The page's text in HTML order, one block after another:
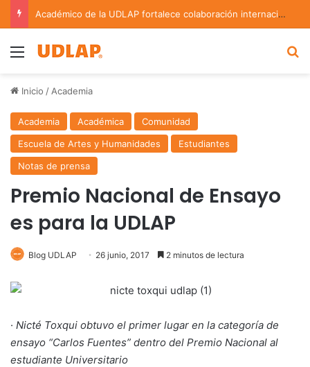
Académico de la UDLAP fortalece colaboración internacional con estancia de investigación en Argentina
Menu
Inicio / Academia
Academia Académica
Comunidad
Escuela de Artes y Humanidades
Estudiantes
Notas de prensa
Premio Nacional de Ensayo
es para la UDLAP
Blog UDLAP 26 junio, 2017 2 minutos de lectura
· Nicté Toxqui obtuvo el primer lugar en la categoría de
ensayo “Carlos Fuentes” dentro del Premio Nacional al
estudiante Universitario